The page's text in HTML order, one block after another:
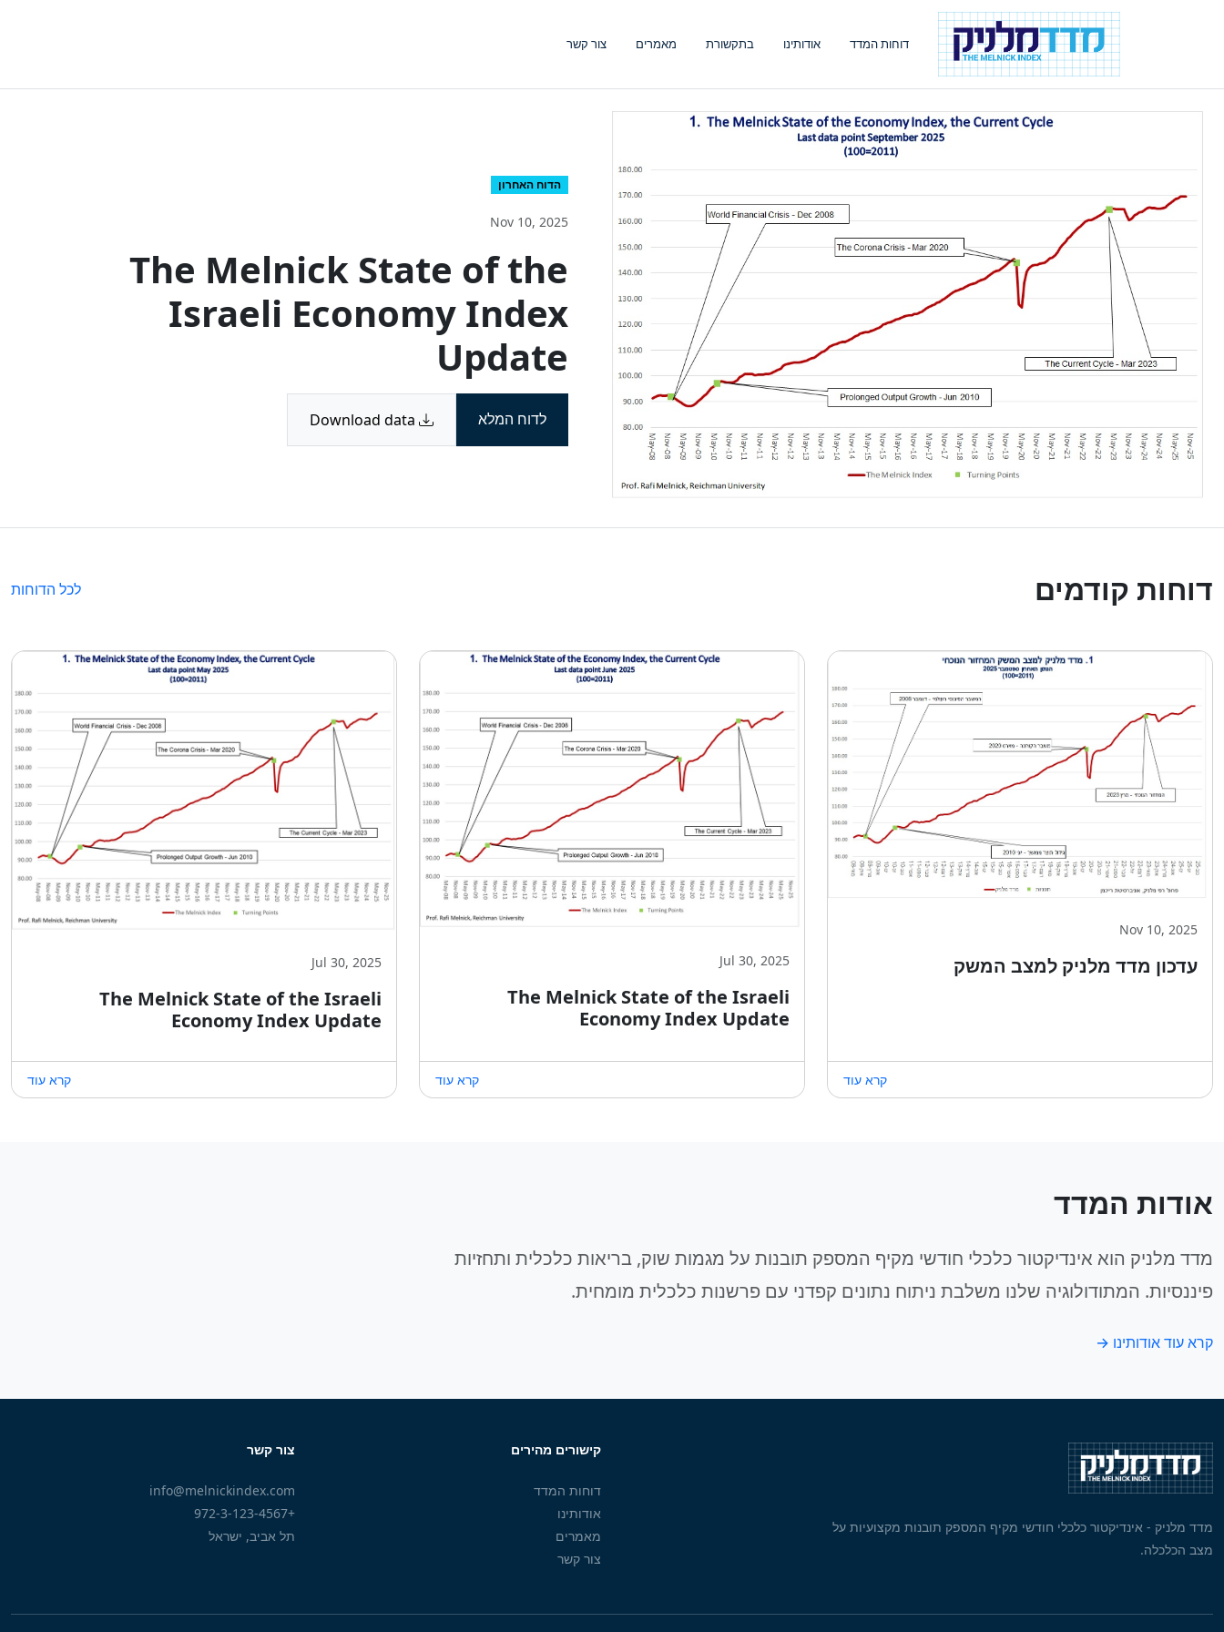
דוחות המדד אודותינו בתקשורת מאמרים צור קשר
הדוח האחרון
Nov 10, 2025
The Melnick State of the
Israeli Economy Index
Update
לדוח המלא
דוחות קודמים לכל הדוחות
Nov 10, 2025
עדכון מדד מלניק למצב המשק
קרא עוד
Jul 30, 2025
The Melnick State of the Israeli
Economy Index Update
קרא עוד
Jul 30, 2025
The Melnick State of the Israeli
Economy Index Update
קרא עוד
אודות המדד
מדד מלניק הוא אינדיקטור כלכלי חודשי מקיף המספק תובנות על מגמות שוק, בריאות כלכלית ותחזיות
פיננסיות. המתודולוגיה שלנו משלבת ניתוח נתונים קפדני עם פרשנות כלכלית מומחית.
קרא עוד אודותינו →
מדד מלניק - אינדיקטור כלכלי חודשי מקיף המספק תובנות מקצועיות על
מצב הכלכלה.
קישורים מהירים
דוחות המדד
אודותינו
מאמרים
צור קשר
צור קשר
info@melnickindex.com
+972-3-123-4567
תל אביב, ישראל